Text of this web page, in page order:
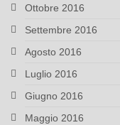
Ottobre 2016
Settembre 2016
Agosto 2016
Luglio 2016
Giugno 2016
Maggio 2016